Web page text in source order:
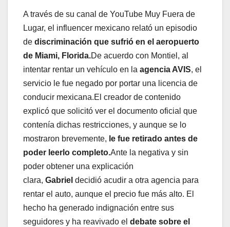
A través de su canal de YouTube Muy Fuera de
Lugar, el influencer mexicano relató un episodio
de discriminación que sufrió en el aeropuerto
de Miami, Florida.De acuerdo con Montiel, al
intentar rentar un vehículo en la agencia AVIS, el
servicio le fue negado por portar una licencia de
conducir mexicana.El creador de contenido
explicó que solicitó ver el documento oficial que
contenía dichas restricciones, y aunque se lo
mostraron brevemente, le fue retirado antes de
poder leerlo completo.Ante la negativa y sin
poder obtener una explicación
clara, Gabriel decidió acudir a otra agencia para
rentar el auto, aunque el precio fue más alto. El
hecho ha generado indignación entre sus
seguidores y ha reavivado el debate sobre el